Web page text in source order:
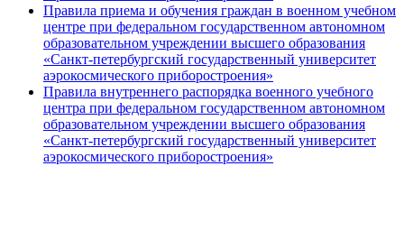
Правила приема и обучения граждан в военном учебном
центре при федеральном государственном автономном
образовательном учреждении высшего образования
«Санкт-петербургский государственный университет
аэрокосмического приборостроения»
Правила внутреннего распорядка военного учебного
центра при федеральном государственном автономном
образовательном учреждении высшего образования
«Санкт-петербургский государственный университет
аэрокосмического приборостроения»